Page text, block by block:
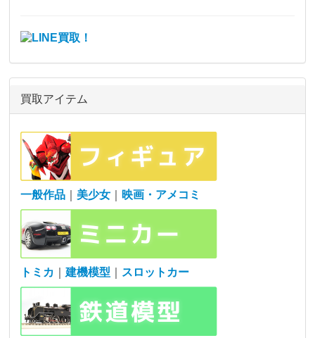
買取アイテム
一般作品 美少女 映画・アメコミ
トミカ ｜建機模型 スロットカー